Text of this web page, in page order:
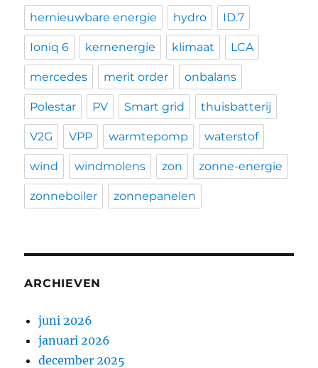
hernieuwbare energie hydro ID.7
Ioniq 6 kernenergie klimaat LCA
mercedes merit order onbalans
Polestar PV Smart grid thuisbatterij
V2G VPP warmtepomp waterstof
wind windmolens zon zonne-energie
zonneboiler zonnepanelen
ARCHIEVEN
juni 2026
januari 2026
december 2025